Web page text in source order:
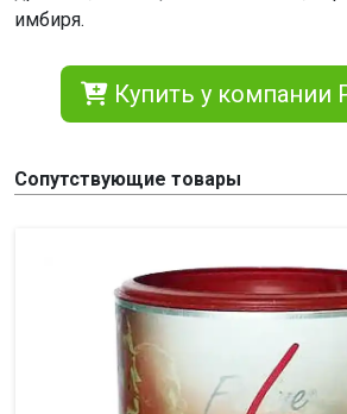
имбиря.
Купить у компании
Сопутствующие товары